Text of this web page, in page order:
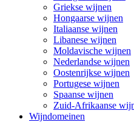
Griekse wijnen
Hongaarse wijnen
Italiaanse wijnen
Libanese wijnen
Moldavische wijnen
Nederlandse wijnen
Oostenrijkse wijnen
Portugese wijnen
Spaanse wijnen
Zuid-Afrikaanse
Wijndomeinen